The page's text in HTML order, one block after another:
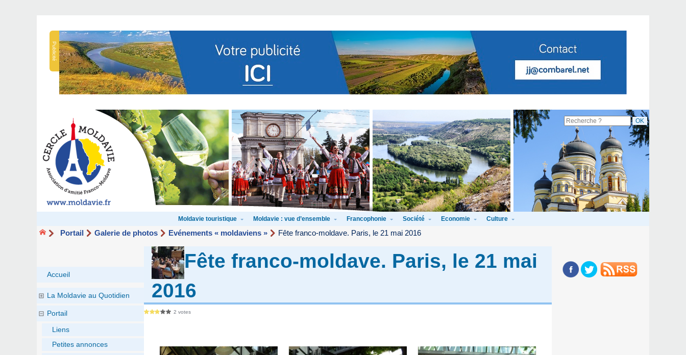
Publicité
Moldavie touristique Moldavie : vue d’ensemble Francophonie Société Economie Culture
Portail Galerie de photos Evénements « moldaviens » Fête franco-moldave. Paris, le 21 mai 2016
Fête franco-moldave. Paris, le 21 mai
2016
2 votes
Accueil
La Moldavie au Quotidien
Portail
Liens
Petites annonces